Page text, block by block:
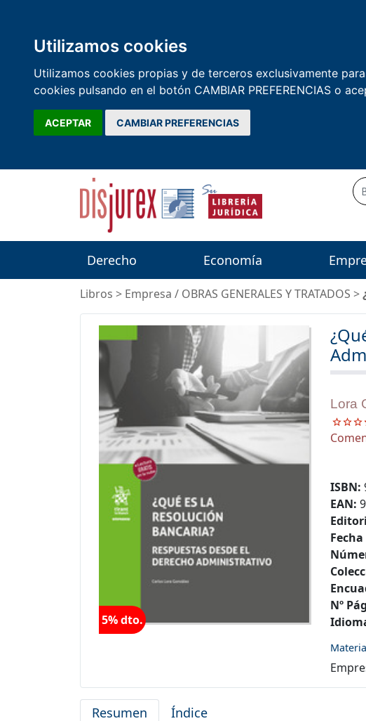
Utilizamos cookies
Utilizamos cookies propias y de terceros exclusivamente
cookies pulsando en el botón CAMBIAR PREFERENCIAS o
ACEPTAR CAMBIAR PREFERENCIAS
Derecho Economía
Libros > Empresa / OBRAS GENERALES Y TRATADOS >
5% dto.
Lora
ISBN:
EAN:
Nº
Resumen Índice